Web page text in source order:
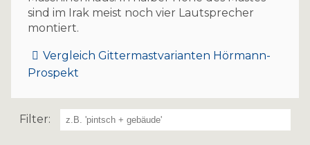
sind im Irak meist noch vier Lautsprecher
montiert.
Vergleich Gittermastvarianten Hörmann-
Prospekt
Filter: